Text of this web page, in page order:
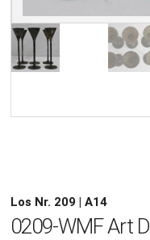
Los Nr. 209 | A14
0209-WMF Art